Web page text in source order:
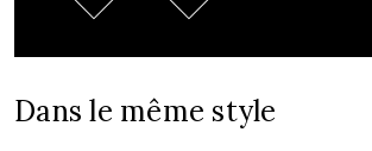
Dans le même style